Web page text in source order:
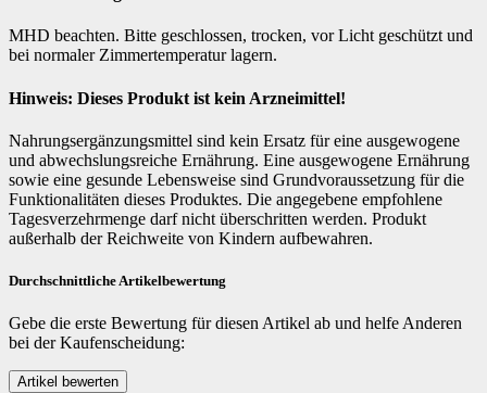
MHD beachten. Bitte geschlossen, trocken, vor Licht geschützt und
bei normaler Zimmertemperatur lagern.
Hinweis: Dieses Produkt ist kein Arzneimittel!
Nahrungsergänzungsmittel sind kein Ersatz für eine ausgewogene
und abwechslungsreiche Ernährung. Eine ausgewogene Ernährung
sowie eine gesunde Lebensweise sind Grundvoraussetzung für die
Funktionalitäten dieses Produktes. Die angegebene empfohlene
Tagesverzehrmenge darf nicht überschritten werden. Produkt
außerhalb der Reichweite von Kindern aufbewahren.
Durchschnittliche Artikelbewertung
Gebe die erste Bewertung für diesen Artikel ab und helfe Anderen
bei der Kaufenscheidung: